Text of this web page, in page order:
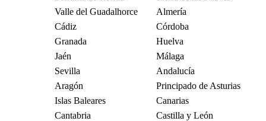
Valle del Guadalhorce
Almería
Cádiz
Córdoba
Granada
Huelva
Jaén
Málaga
Sevilla
Andalucía
Aragón
Principado de Asturias
Islas Baleares
Canarias
Cantabria
Castilla y León